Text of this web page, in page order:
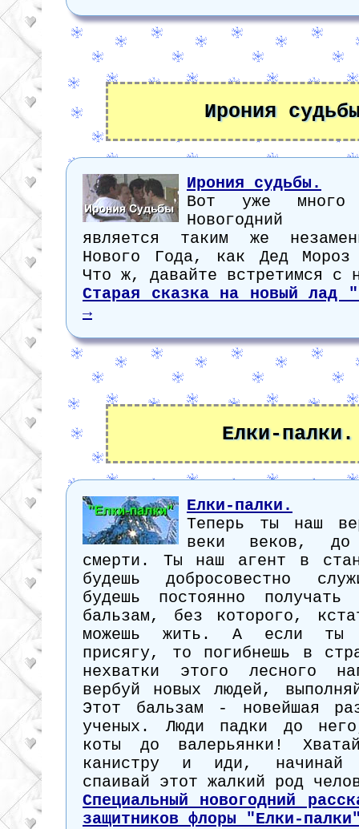
Ирония
Ирония судьбы.
Вот уже много
Новогодний
является таким же
Нового Года, как Дед Мороз
Что ж, давайте встретимся с
Старая сказка на новый лад
→
Елки-палки.
Елки-палки.
Теперь ты наш
веки веков, до
смерти. Ты наш агент в
будешь добросовестно
будешь постоянно получать
бальзам, без которого,
можешь жить. А если ты
присягу, то погибнешь в
нехватки этого лесного
вербуй новых людей,
Этот бальзам - новейшая
ученых. Люди падки до
коты до валерьянки!
канистру и иди, начинай
спаивай этот жалкий род
Специальный новогодний
защитников флоры "Елки-